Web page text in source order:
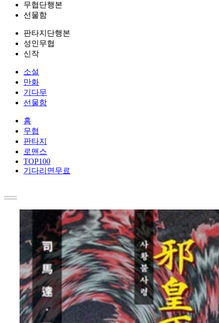
무협단행본
선물함
판타지단행본
성인무협
신작
소설
만화
기다무
선물함
홈
무협
판타지
로맨스
TOP100
기다리면무료